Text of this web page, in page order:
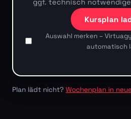
ggf. technisch
Kursplan
Auswahl merken –
automatisch
Plan lädt nicht? Wochenplan in